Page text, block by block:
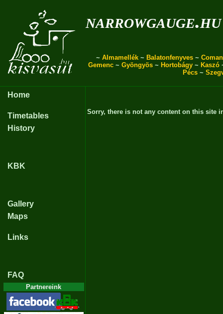
narrowgauge.hu
~ Almamellék ~ Balatonfenyves ~
Gemenc ~ Gyöngyös ~ Hortobágy ~ Kaszó
Pécs ~
Home
Timetables
History
KBK
Gallery
Maps
Links
FAQ
Partnereink
Sorry, there is not any content on this site